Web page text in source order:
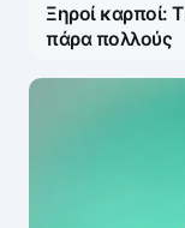
Ξηροί καρποί:
πάρα πολλούς